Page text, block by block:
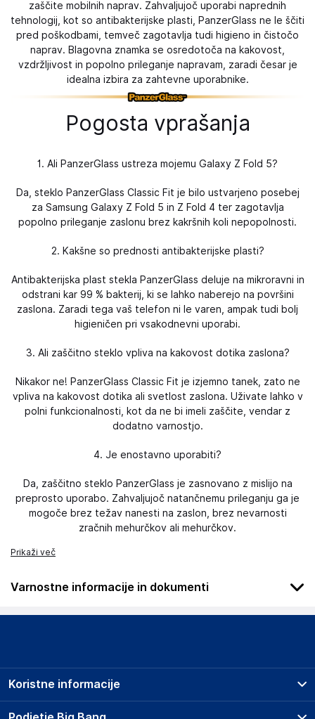
zaščite mobilnih naprav. Zahvaljujoč uporabi naprednih
tehnologij, kot so antibakterijske plasti, PanzerGlass ne le ščiti
pred poškodbami, temveč zagotavlja tudi higieno in čistočo
naprav. Blagovna znamka se osredotoča na kakovost,
vzdržljivost in popolno prileganje napravam, zaradi česar je
idealna izbira za zahtevne uporabnike.
Pogosta vprašanja
1. Ali PanzerGlass ustreza mojemu Galaxy Z Fold 5?
Da, steklo PanzerGlass Classic Fit je bilo ustvarjeno posebej
za Samsung Galaxy Z Fold 5 in Z Fold 4 ter zagotavlja
popolno prileganje zaslonu brez kakršnih koli nepopolnosti.
2. Kakšne so prednosti antibakterijske plasti?
Antibakterijska plast stekla PanzerGlass deluje na mikroravni in
odstrani kar 99 % bakterij, ki se lahko naberejo na površini
zaslona. Zaradi tega vaš telefon ni le varen, ampak tudi bolj
higieničen pri vsakodnevni uporabi.
3. Ali zaščitno steklo vpliva na kakovost dotika zaslona?
Nikakor ne! PanzerGlass Classic Fit je izjemno tanek, zato ne
vpliva na kakovost dotika ali svetlost zaslona. Uživate lahko v
polni funkcionalnosti, kot da ne bi imeli zaščite, vendar z
dodatno varnostjo.
4. Je enostavno uporabiti?
Da, zaščitno steklo PanzerGlass je zasnovano z mislijo na
preprosto uporabo. Zahvaljujoč natančnemu prileganju ga je
mogoče brez težav nanesti na zaslon, brez nevarnosti
zračnih mehurčkov ali mehurčkov.
Prikaži več
Varnostne informacije in dokumenti
Podatki o proizvajalcu
PANZERGLASS A/S
Koristne informacije
Prodajna mesta